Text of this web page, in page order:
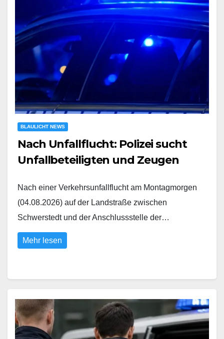
BLAULICHT NEWS
Nach Unfallflucht: Polizei sucht
Unfallbeteiligten und Zeugen
Nach einer Verkehrsunfallflucht am Montagmorgen
(04.08.2026) auf der Landstraße zwischen
Schwerstedt und der Anschlussstelle der…
Mehr lesen